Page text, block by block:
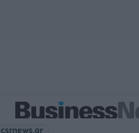
csrnews.gr